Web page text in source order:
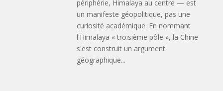
périphérie, Himalaya au centre — est
un manifeste géopolitique, pas une
curiosité académique. En nommant
l'Himalaya « troisième pôle », la Chine
s'est construit un argument
géographique...